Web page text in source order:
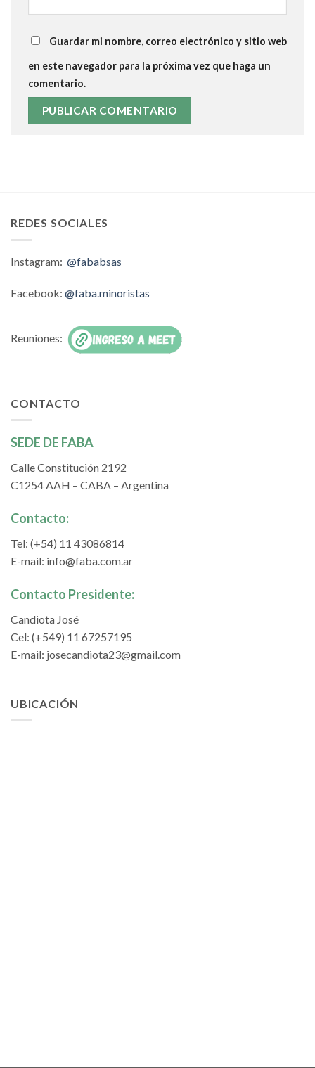
Guardar mi nombre, correo electrónico y sitio web
en este navegador para la próxima vez que haga un
comentario.
REDES SOCIALES
Instagram: @fababsas
Facebook: @faba.minoristas
Reuniones:
CONTACTO
SEDE DE FABA
Calle Constitución 2192
C1254 AAH – CABA – Argentina
Contacto:
Tel: (+54) 11 43086814
E-mail: info@faba.com.ar
Contacto Presidente:
Candiota José
Cel: (+549) 11 67257195
E-mail: josecandiota23@gmail.com
UBICACIÓN